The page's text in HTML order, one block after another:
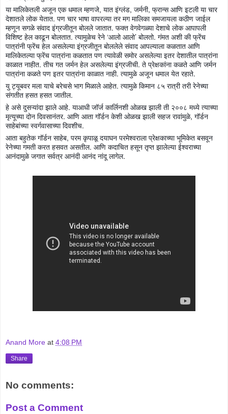
या मालिकेतली अजून एक धमाल म्हणजे, यात इंग्लंड, जर्मनी, फ्रान्स आणि इटली या चार
देशातले लोक येतात. पण चार भाषा वापरल्या तर मग मालिका समजायला कठीण जाईल
म्हणून सगळे संवाद इंग्रजीतून बोलले जातात. फक्त वेगवेगळ्या देशाचे लोक आपापली
विशिष्ट हेल काढून बोलतात. त्यामुळेच रेने ‘आलो आलो’ बोलतो. गंमत अशी की फ्रेंच
पात्रांनी फ्रेंच हेल असलेल्या इंग्रजीतून बोललेले संवाद आपल्याला कळतात आणि
मालिकेतल्या फ्रेंच पात्रांना कळतात पण त्यावेळी समोर असलेल्या इतर देशातील पात्रांना
काळात नाहीत. तीच गत जर्मन हेल असलेल्या इंग्रजीची. ते प्रेक्षकांना कळते आणि जर्मन
पात्रांना कळते पण इतर पात्रांना काळात नाही. त्यामुळे अजून धमाल येत रहाते.
यु ट्यूबवर मला याचे बरेचसे भाग मिळाले आहेत. त्यामुळे किमान ८५ रात्री तरी रेनेच्या
संगतीत हसत हसत जातील.
हे असे दुसऱ्यांदा झाले आहे. याआधी जॉर्ज कार्लिनशी ओळख झाली ती २००८ मध्ये त्याच्या
मृत्यूच्या दोन दिवसानंतर. आणि आता गॉर्डन केशी ओळख झाली सहज रावांमुळे, गॉर्डन
साहेबांच्या स्वर्गवासाच्या दिवशीच.
आता बहुतेक गॉर्डन साहेब, परम कृपाळू दयाघन परमेश्वराला प्रेक्षकाच्या भूमिकेत बसवून
रेनेच्या गमती करत हसवत असतील. आणि कदाचित हसून तृप्त झालेल्या ईश्वराच्या
आनंदामुळे जगात सर्वत्र आनंदी आनंद नांदू लागेल.
Anand More at 4:08 PM
Share
No comments:
Post a Comment